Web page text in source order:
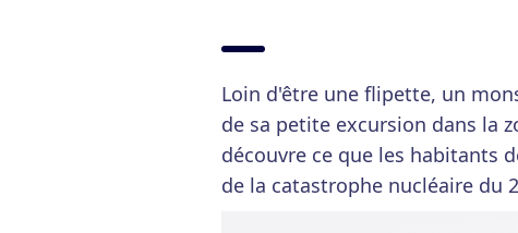
Loin d'être une flipette, un
de sa petite excursion dans la
découvre ce que les habitants
de la catastrophe nucléaire du